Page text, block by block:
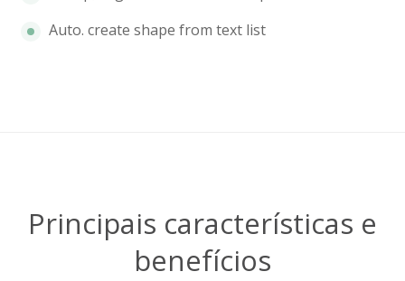
Auto. create shape from text list
Principais características e
benefícios